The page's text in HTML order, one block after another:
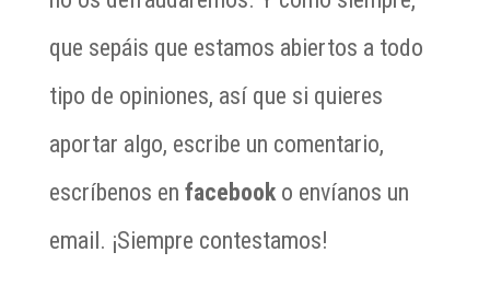
que sepáis que estamos abiertos a todo
tipo de opiniones, así que si quieres
aportar algo, escribe un comentario,
escríbenos en facebooko envíanos un
email. ¡Siempre contestamos!